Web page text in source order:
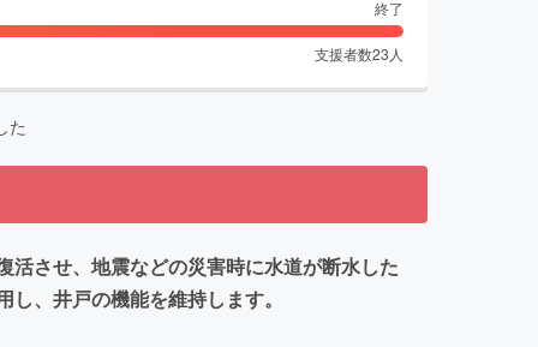
終了
支援者数23 人
た
させ、地震などの災害時に水道が断水した
、井戸の機能を維持します。